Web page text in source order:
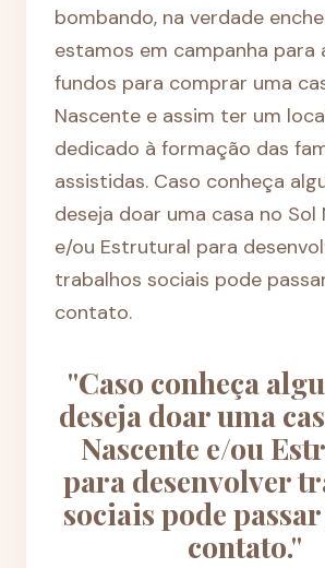
bombando, na verdade
estamos em campanha para
fundos para comprar uma
Nascente e assim ter um
dedicado à formação das
assistidas. Caso conheça
deseja doar uma casa no Sol
e/ou Estrutural para
trabalhos sociais pode
contato.
"Caso conheça
deseja doar uma
Nascente e/ou
para desenvolver
sociais pode
contato."